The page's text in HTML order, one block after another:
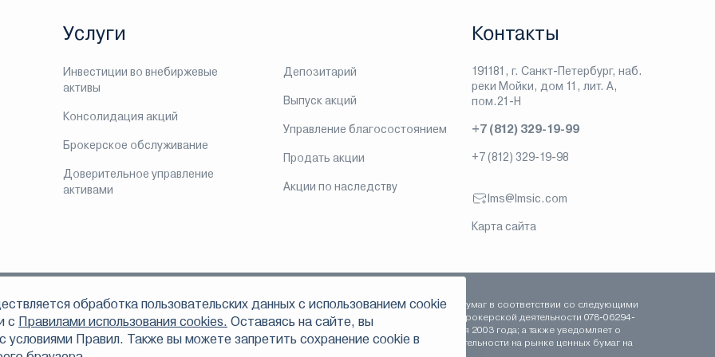
Услуги
Инвестиции во внебиржевые
активы
Консолидация акций
Брокерское обслуживание
Доверительное управление
активами
Депозитарий
Выпуск акций
Управление благосостоянием
Продать акции
Акции по наследству
Контакты
191181, г. Санкт-Петербург, наб.
реки Мойки, дом 11, лит. А,
пом.21-Н
+7 (812) 329-19-99
+7 (812) 329-19-98
lms@lmsic.com
Карта сайта
что АО «Инвестиционная компания ЛМС» осуществляет свою деятельность на рынке ценных бумаг в соответствии со следующими
доверительному управлению ценными бумагами 078-06324-001000 от 16 сентября 2003 года, брокерской деятельности 078-06294-
010000 от 16 сентября 2003 года, депозитарной деятельности 078-06328-000100 от 16 сентября 2003 года; а также уведомляет о
числе вследствие осуществления АО «Инвестиционная компания ЛМС» профессиональной деятельности на рынке ценных бумаг на
обработка пользовательских данных с использованием сookie
с Правилами использования cookies. Оставаясь на сайте, вы
условиями Правил. Также вы можете запретить сохранение сookie в